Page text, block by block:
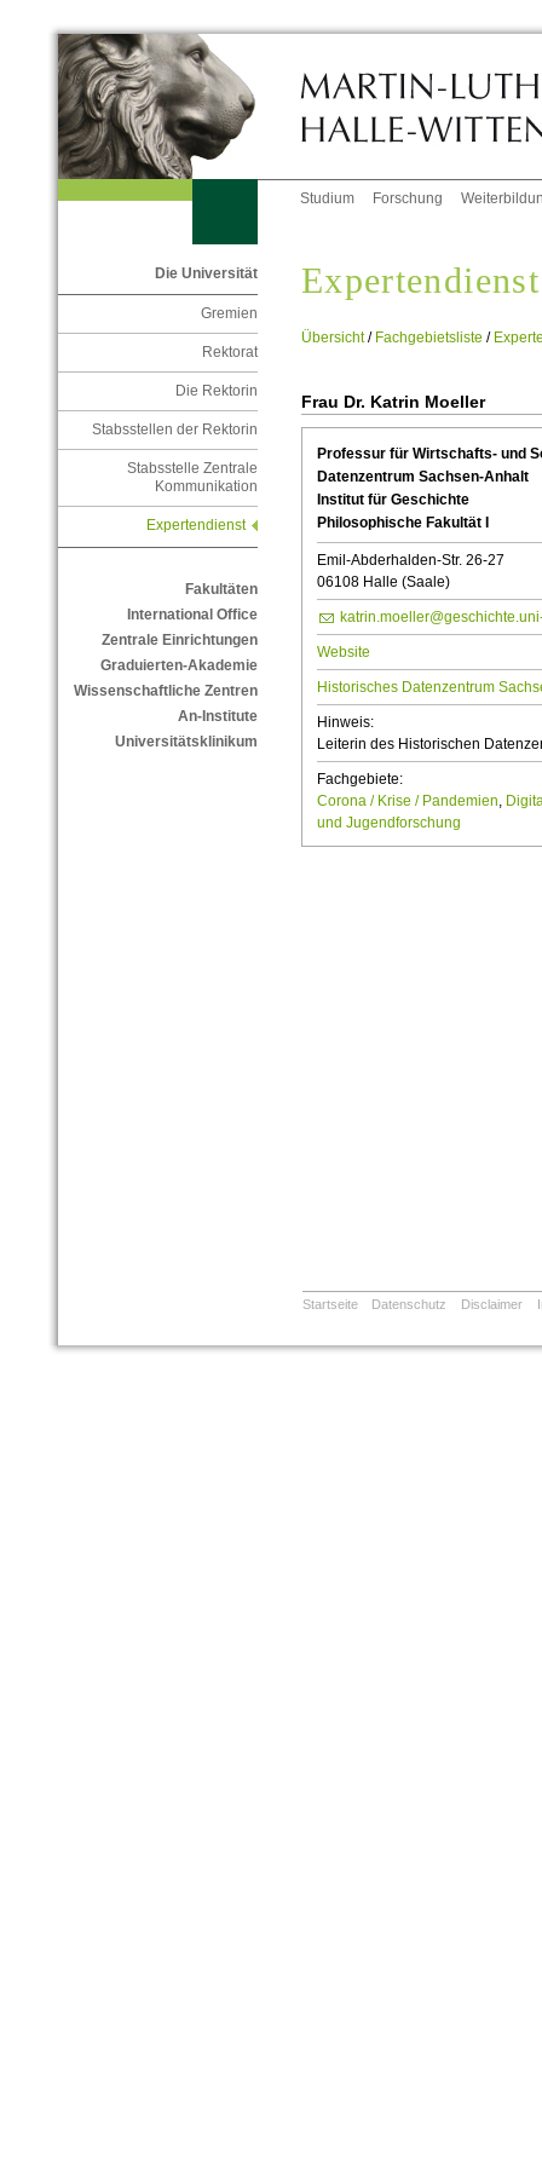
Studium Forschung
Die Universität
Gremien
Rektorat
Die Rektorin
Stabsstellen der Rektorin
Stabsstelle Zentrale
Kommunikation
Expertendienst
Fakultäten
International Office
Zentrale Einrichtungen
Graduierten-Akademie
Wissenschaftliche Zentren
An-Institute
Universitätsklinikum
Expertendienst
Übersicht/ Fachgebietsliste /
Frau Dr. Katrin Moeller
Professur für Wirtschafts- und
Datenzentrum Sachsen-Anhalt
Institut für Geschichte
Philosophische Fakultät I
Emil-Abderhalden-Str. 26-27
06108 Halle (Saale)
Website
Historisches Datenzentrum
Hinweis:
Leiterin des Historischen
Fachgebiete:
Corona / Krise / Pandemien,
und Jugendforschung
Startseite Datenschutz Disclaimer